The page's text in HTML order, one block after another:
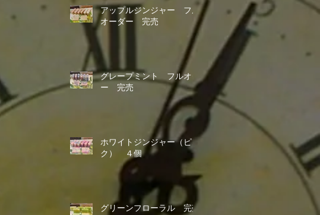
アップルジンジャー フル
オーダー 完売
グレープミント フルオダ
ー 完売
ホワイトジンジャー（ピン
ク） ４個
グリーンフローラル 完売